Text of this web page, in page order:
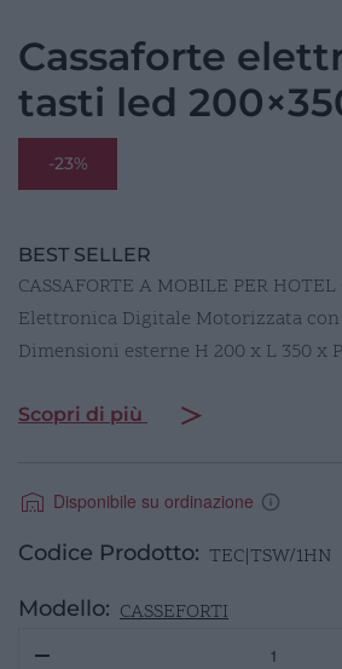
Cassaforte
tasti led
-23%
BEST SELLER
CASSAFORTE A MOBILE PER
Elettronica Digitale Motorizzata con
Dimensioni esterne H 200 x L 350 x
Scopri di più
Disponibile su ordinazione
Codice Prodotto: TEC|TSW/1HN
Modello: CASSEFORTI